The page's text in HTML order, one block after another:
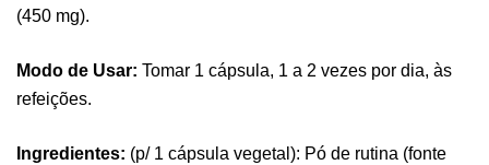
(450 mg).
Modo de Usar: Tomar 1 cápsula, 1 a 2 vezes por dia, às
refeições.
Ingredientes: (p/ 1 cápsula vegetal): Pó de rutina (fonte